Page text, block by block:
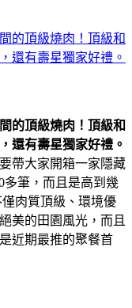
的頂級燒肉！頂級和
還有壽星獨家好禮。
的頂級燒肉！頂級和
還有壽星獨家好禮。
帶大家開箱一家隱藏
多筆，而且是高到幾
僅肉質頂級、環境優
美的田園風光，而且
近期最推的聚餐首